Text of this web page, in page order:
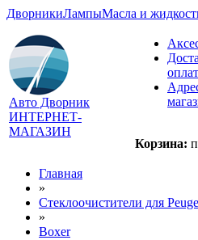
ДворникиЛампыМасла и
Авто Дворник
ИНТЕРНЕТ-
МАГАЗИН
Корзина:
Главная
»
Стеклоочистители для
»
Boxer